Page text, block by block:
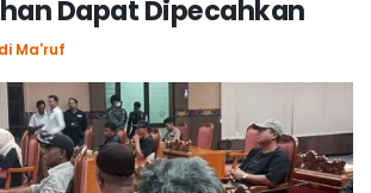
Dapat Dipecahkan
Ma'ruf